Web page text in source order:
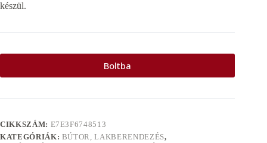
készül.
Boltba
CIKKSZÁM: E7E3F6748513
KATEGÓRIÁK: BÚTOR, LAKBERENDEZÉS,